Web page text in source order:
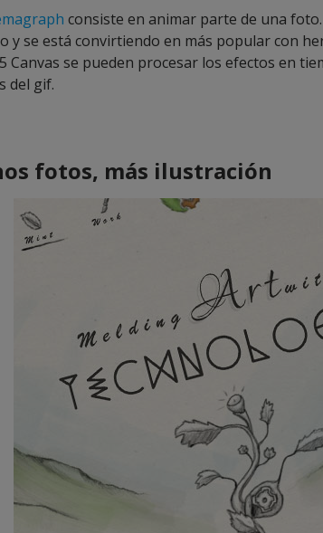
consiste en animar parte de una
y se está convirtiendo en más popular con
Canvas se pueden procesar los efectos en
del gif.
fotos, más ilustración